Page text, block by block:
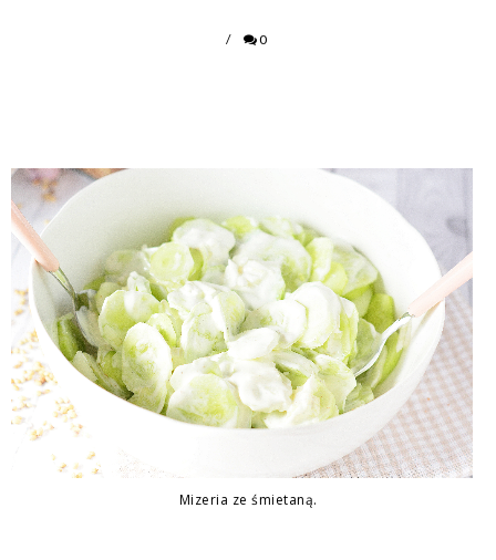
/ 0
Mizeria ze śmietaną.